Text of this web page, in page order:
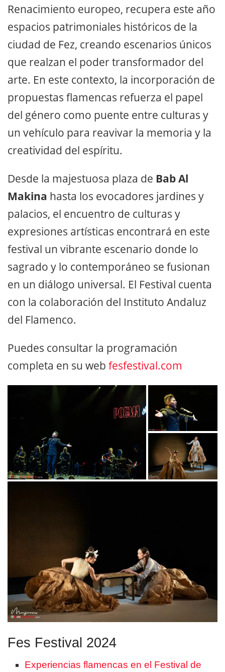
Renacimiento europeo, recupera este año
espacios patrimoniales históricos de la
ciudad de Fez, creando escenarios únicos
que realzan el poder transformador del
arte. En este contexto, la incorporación de
propuestas flamencas refuerza el papel
del género como puente entre culturas y
un vehículo para reavivar la memoria y la
creatividad del espíritu.
Desde la majestuosa plaza de Bab Al
Makina hasta los evocadores jardines y
palacios, el encuentro de culturas y
expresiones artísticas encontrará en este
festival un vibrante escenario donde lo
sagrado y lo contemporáneo se fusionan
en un diálogo universal. El Festival cuenta
con la colaboración del Instituto Andaluz
del Flamenco.
Puedes consultar la programación
completa en su web fesfestival.com
Fes Festival 2024
Experiencias flamencas en el Festival de